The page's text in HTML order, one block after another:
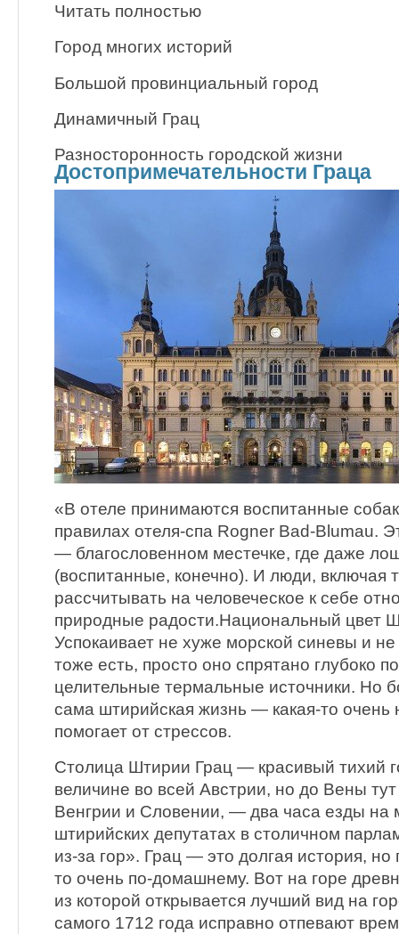
Читать полностью
Город многих историй
Большой провинциальный город
Динамичный Грац
Разносторонность городской жизни
Достопримечательности Граца
«В отеле принимаются воспитанные
правилах отеля-спа Rogner Bad-Blumau.
— благословенном местечке, где даже
(воспитанные, конечно). И люди, включая
рассчитывать на человеческое к себе
природные радости.Национальный цвет
Успокаивает не хуже морской синевы и
тоже есть, просто оно спрятано глубоко
целительные термальные источники. Но
сама штирийская жизнь — какая-то очень
помогает от стрессов.
Столица Штирии Грац — красивый тихий
величине во всей Австрии, но до Вены
Венгрии и Словении, — два часа езды на
штирийских депутатах в столичном
из-за гор». Грац — это долгая история, но
то очень по-домашнему. Вот на горе
из которой открывается лучший вид на
самого 1712 года исправно отпевают